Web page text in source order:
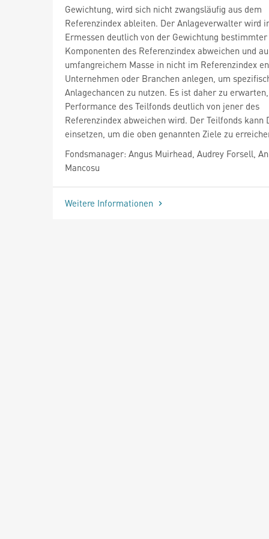
Gewichtung, wird sich nicht zwangsläufig aus dem
Referenzindex ableiten. Der Anlageverwalter wird
Ermessen deutlich von der Gewichtung bestimmter
Komponenten des Referenzindex abweichen und
umfangreichem Masse in nicht im Referenzindex
Unternehmen oder Branchen anlegen, um
Anlagechancen zu nutzen. Es ist daher zu
Performance des Teilfonds deutlich von jener des
Referenzindex abweichen wird. Der Teilfonds kann
einsetzen, um die oben genannten Ziele zu
Fondsmanager: Angus Muirhead, Audrey Forsell,
Mancosu
Weitere Informationen